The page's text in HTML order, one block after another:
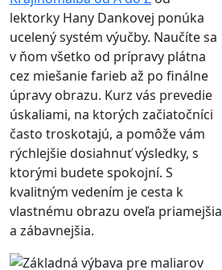
lektorky Hany Dankovej ponúka
ucelený systém výučby. Naučíte sa
v ňom všetko od prípravy plátna
cez miešanie farieb až po finálne
úpravy obrazu. Kurz vás prevedie
úskaliami, na ktorých začiatočníci
často troskotajú, a pomôže vám
rýchlejšie dosiahnuť výsledky, s
ktorými budete spokojní. S
kvalitným vedením je cesta k
vlastnému obrazu oveľa priamejšia
a zábavnejšia.